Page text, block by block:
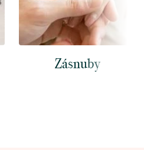
Zásnuby